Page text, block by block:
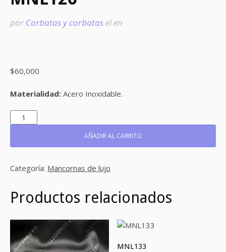
por Corbatas y corbatas elen
$60,000
Materialidad: Acero Inoxidable.
MNL120
CANTIDAD
AÑADIR AL CARRITO
Categoría: Mancornas de lujo
Productos relacionados
MNL133